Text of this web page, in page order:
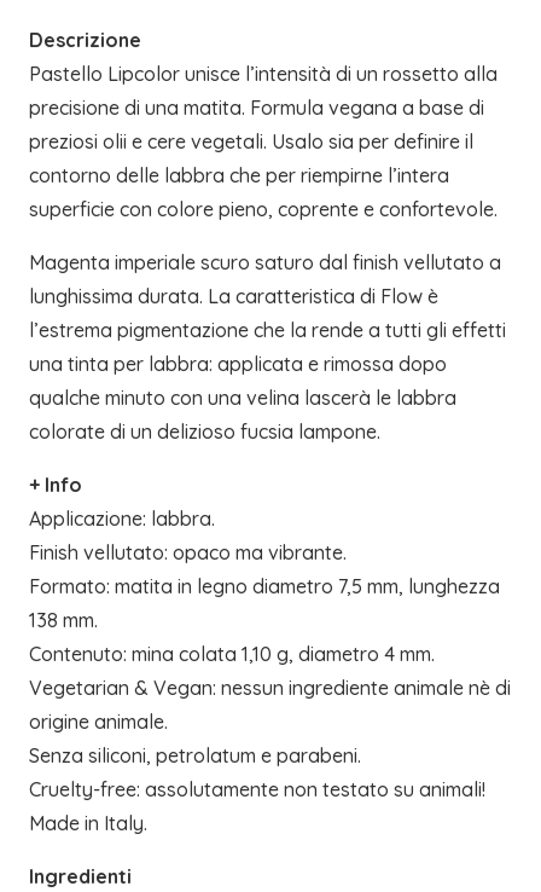
Descrizione
Pastello Lipcolor unisce l’intensità di un rossetto alla
precisione di una matita. Formula vegana a base di
preziosi olii e cere vegetali. Usalo sia per definire il
contorno delle labbra che per riempirne l’intera
superficie con colore pieno, coprente e confortevole.
Magenta imperiale scuro saturo dal finish vellutato a
lunghissima durata. La caratteristica di Flow è
l’estrema pigmentazione che la rende a tutti gli effetti
una tinta per labbra: applicata e rimossa dopo
qualche minuto con una velina lascerà le labbra
colorate di un delizioso fucsia lampone.
+ Info
Applicazione: labbra.
Finish vellutato: opaco ma vibrante.
Formato: matita in legno diametro 7,5 mm, lunghezza
138 mm.
Contenuto: mina colata 1,10 g, diametro 4 mm.
Vegetarian & Vegan: nessun ingrediente animale nè di
origine animale.
Senza siliconi, petrolatum e parabeni.
Cruelty-free: assolutamente non testato su animali!
Made in Italy.
Ingredienti